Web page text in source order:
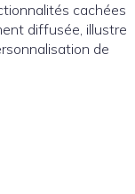
cachées
diffusée, illustre
de